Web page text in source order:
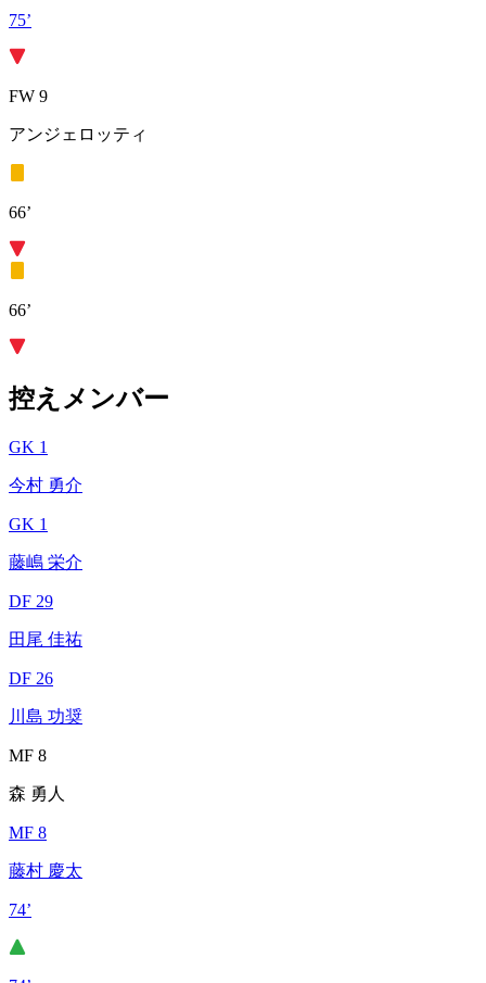
75’
FW 9
アンジェロッティ
66’
66’
控えメンバー
GK 1
今村 勇介
GK 1
藤嶋 栄介
DF 29
田尾 佳祐
DF 26
川島 功奨
MF 8
森 勇人
MF 8
藤村 慶太
74’